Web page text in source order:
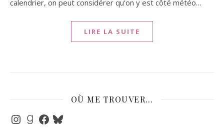
calendrier, on peut considérer qu’on y est côté météo…
LIRE LA SUITE
OÙ ME TROUVER…
Instagram
Goodreads
Facebook
Bluesky